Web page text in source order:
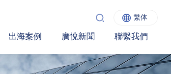
出海案例 廣悅新聞 聯繫我們
繁体